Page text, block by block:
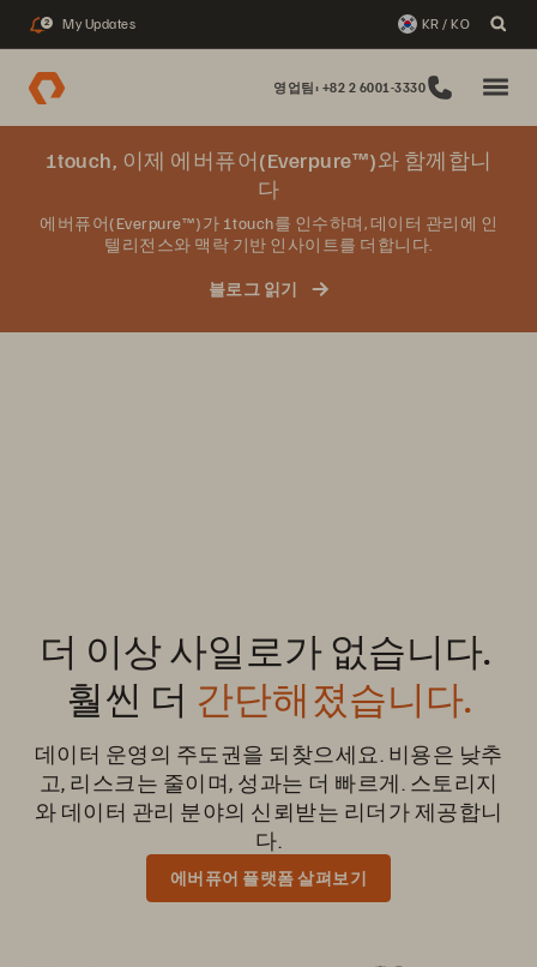
2 My Updates KR / KO
영업팀: +82 2 6001-3330
1touch, 이제 에버퓨어(Everpure™)와 함께합니
다
에버퓨어(Everpure™)가 1touch를 인수하며, 데이터 관리에 인
텔리전스와 맥락 기반 인사이트를 더합니다.
블로그 읽기
더 이상 사일로가 없습니다.
훨씬 더 간단해졌습니다.
데이터 운영의 주도권을 되찾으세요. 비용은 낮추
고, 리스크는 줄이며, 성과는 더 빠르게. 스토리지
와 데이터 관리 분야의 신뢰받는 리더가 제공합니
다.
에버퓨어 플랫폼 살펴보기